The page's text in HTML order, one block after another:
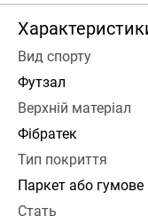
Вид спорту
Футзал
Верхній матеріал
Фібратек
Тип покриття
Паркет або гумове
Стать